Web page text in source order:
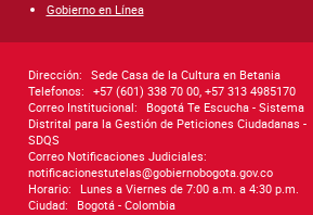
Gobierno en Línea
Dirección: Sede Casa de la Cultura en Betania
Telefonos: +57 (601) 338 70 00, +57 313 4985170
Correo Institucional:
Bogotá Te Escucha - Sistema
Distrital para la Gestión de Peticiones Ciudadanas -
SDQS
Correo Notificaciones Judiciales:
notificacionestutelas@gobiernobogota.gov.co
Horario:
Lunes a Viernes de 7:00 a.m. a 4:30 p.m.
Ciudad:
Bogotá - Colombia